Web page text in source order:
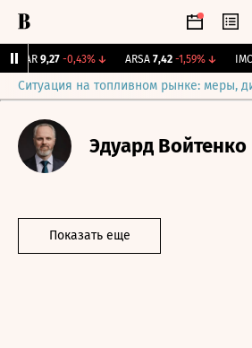
9,27 -0,43%↓ ARSA 7,42 -1,59%↓
Ситуация на топливном рынке: меры,
Эдуард Войтенко
Показать еще